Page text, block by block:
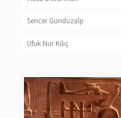
Sencer Gündüzalp
Ufuk Nur Kılıç